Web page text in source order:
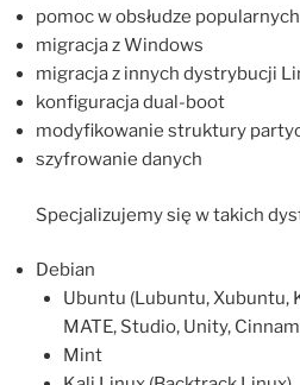
pomoc w obsłudze
migracja z Windows
migracja z innych dystrybucji
konfiguracja dual-boot
modyfikowanie struktury
szyfrowanie danych
Specjalizujemy się w takich
Debian
Ubuntu (Lubuntu, Xubuntu,
MATE, Studio, Unity,
Mint